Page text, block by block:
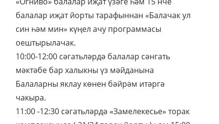
балалар иҗат йорты тарафыннан «Балачак ул
син һәм мин» күңел ачу программасы
оештырылачак.
10:00-12:00 сәгатьләрдә балалар сәнгать
мәктәбе бар халыкны үз мәйданына
Балаларны яклау көнен бәйрәм итәргә
чакыра.
11:00 -12:30 сәгатьләрдә «Замелекесье» торак